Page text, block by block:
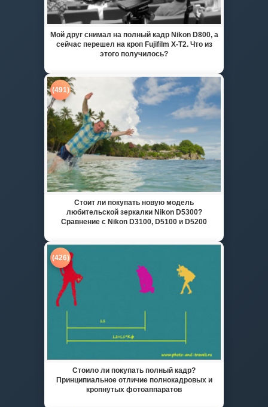
Мой друг снимал на полный кадр Nikon D800, а
сейчас перешел на кроп Fujifilm X-T2. Что из
этого получилось?
(491)
Стоит ли покупать новую модель
любительской зеркалки Nikon D5300?
Сравнение с Nikon D3100, D5100 и D5200
(426)
Стоило ли покупать полный кадр?
Принципиальное отличие полнокадровых и
кропнутых фотоаппаратов